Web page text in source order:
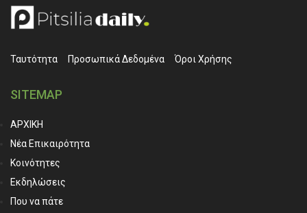
Ταυτότητα Προσωπικά ∆εδομένα Όροι Χρήσης
SITEMAP
ΑΡΧΙΚΗ
Νέα Επικαιρότητα
Κοινότητες
Εκδηλώσεις
Που να πάτε